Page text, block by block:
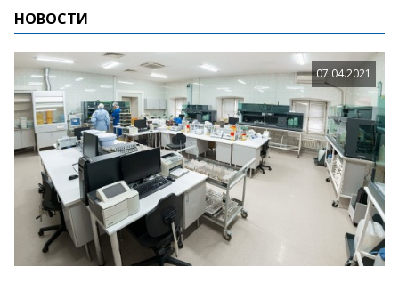
НОВОСТИ
07.04.2021